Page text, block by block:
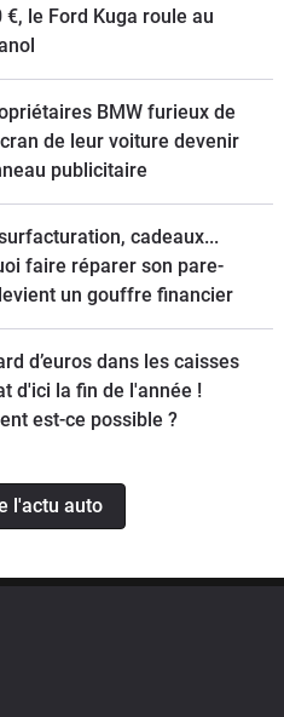
€, le Ford Kuga roule au
BMW furieux de
de leur voiture devenir
publicitaire
cadeaux...
faire réparer son pare-
un gouffre financier
d’euros dans les caisses
d'ici la fin de l'année !
est-ce possible ?
l'actu auto